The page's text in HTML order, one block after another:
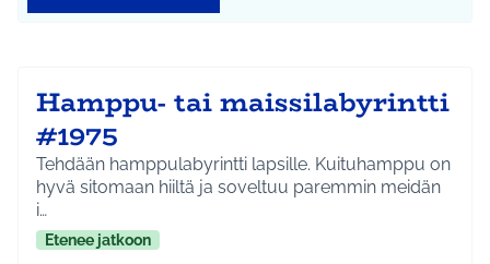
Hamppu- tai maissilabyrintti
#1975
Tehdään hamppulabyrintti lapsille. Kuituhamppu on
hyvä sitomaan hiiltä ja soveltuu paremmin meidän
i…
Etenee jatkoon